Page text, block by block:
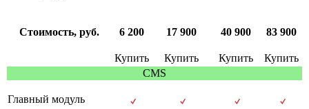
Стоимость, руб. 6 200 17 900 40 900 83 900
Купить Купить Купить
Купить
CMS
Главный модуль